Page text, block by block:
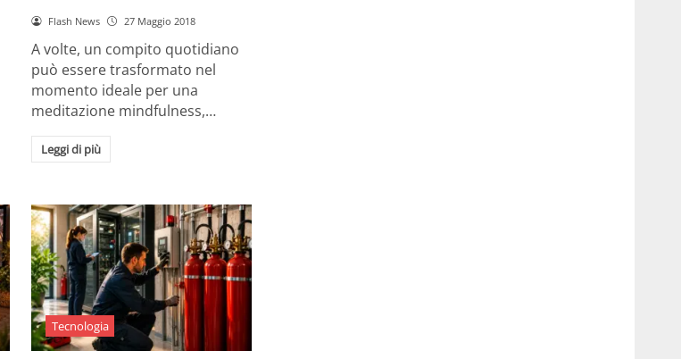
Flash News 27 Maggio 2018
A volte, un compito quotidiano
può essere trasformato nel
momento ideale per una
meditazione mindfulness,…
Leggi di più
Tecnologia